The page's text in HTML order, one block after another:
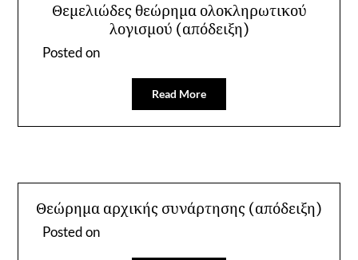
Θεμελιώδες θεώρημα ολοκληρωτικού
λογισμού (απόδειξη)
Posted on
Read More
Θεώρημα αρχικής συνάρτησης (απόδειξη)
Posted on